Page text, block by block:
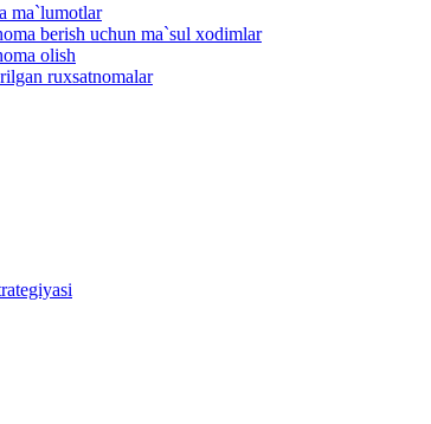
ma`lumotlar
berish uchun ma`sul xodimlar
olish
ruxsatnomalar